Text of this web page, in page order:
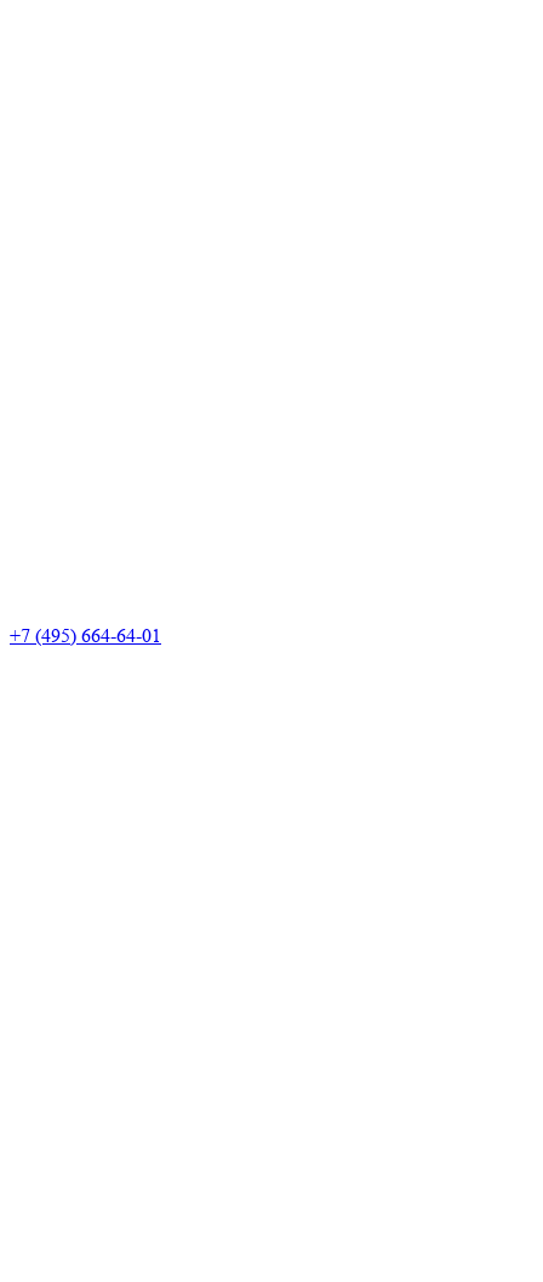
+7 (495) 664-64-01